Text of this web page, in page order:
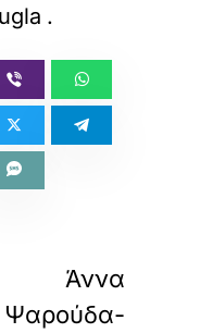
.
Άννα
Ψαρούδα-